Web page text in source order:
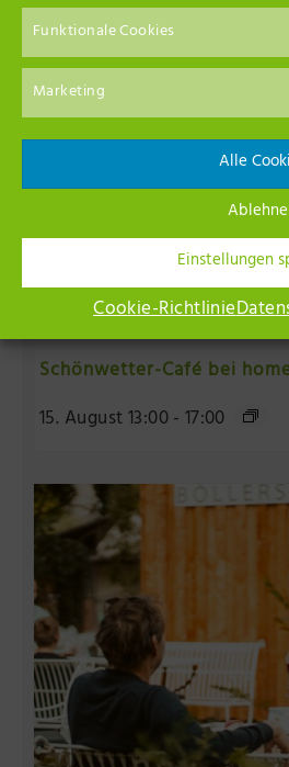
Funktionale Cookies
Marketing
Alle
Einstellungen
Cookie-Richtlinie
Schönwetter-Café bei
15. August 13:00-17:00